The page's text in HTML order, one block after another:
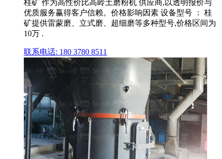
桂矿 作为高性价比高岭土磨粉机 供应商,以透明报价与
优质服务赢得客户信赖。价格影响因素 设备型号 ： 桂
矿提供雷蒙磨、立式磨、超细磨等多种型号,价格区间为
10万 .
联系电话: 180 3780 8511